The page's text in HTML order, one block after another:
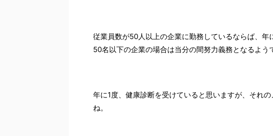
従業員数が50人以上の企業に勤務しているならば、年
50名以下の企業の場合は当分の間努力義務となるよう
年に1度、健康診断を受けていると思いますが、それ
ね。